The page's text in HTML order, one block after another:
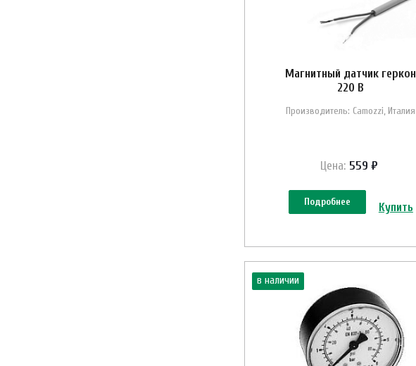
Магнитный датчик геркон
220 В
Производитель: Camozzi, Италия
Цена: 559 ₽
Подробнее Купить
в наличии